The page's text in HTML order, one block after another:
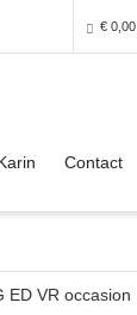
€ 0,00
SHOP
Contact
ED VR occasion